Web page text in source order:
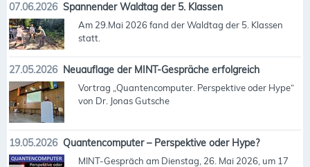
07.06.2026 Spannender Waldtag der 5. Klassen
Am 29.Mai 2026 fand der Waldtag der 5. Klassen
statt.
27.05.2026 Neuauflage der MINT-Gespräche erfolgreich
Vortrag „Quantencomputer. Perspektive oder Hype“
von Dr. Jonas Gutsche
19.05.2026 Quantencomputer – Perspektive oder Hype?
MINT-Gespräch am Dienstag, 26. Mai 2026, um 17